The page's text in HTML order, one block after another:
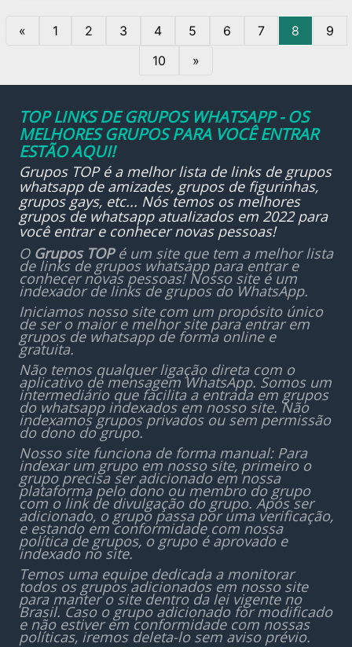
« 1 2 3 4 5 6 7 8
9
10
»
TOP LINKS DE GRUPOS WHATSAPP - OS
MELHORES GRUPOS PARA VOCÊ ENTRAR
ESTÃO AQUI!
Grupos TOP é a melhor lista de links de grupos
whatsapp de amizades, grupos de figurinhas,
grupos gays, etc... Nós temos os melhores
grupos de whatsapp atualizados em 2022 para
você entrar e conhecer novas pessoas!
O Grupos TOPé um site que tem a melhor lista
de links de grupos whatsapp para entrar e
conhecer novas pessoas! Nosso site é um
indexador de links de grupos do WhatsApp.
Iniciamos nosso site com um propósito único
de ser o maior e melhor site para entrar em
grupos de whatsapp de forma online e
gratuita.
Não temos qualquer ligação direta com o
aplicativo de mensagem WhatsApp. Somos um
intermediário que facilita a entrada em grupos
do whatsapp indexados em nosso site. Não
indexamos grupos privados ou sem permissão
do dono do grupo.
Nosso site funciona de forma manual: Para
indexar um grupo em nosso site, primeiro o
grupo precisa ser adicionado em nossa
plataforma pelo dono ou membro do grupo
com o link de divulgação do grupo. Após ser
adicionado, o grupo passa por uma verificação,
e estando em conformidade com nossa
política de grupos, o grupo é aprovado e
indexado no site.
Temos uma equipe dedicada a monitorar
todos os grupos adicionados em nosso site
para manter o site dentro da lei vigente no
Brasil. Caso o grupo adicionado for modificado
e não estiver em conformidade com nossas
políticas, iremos deleta-lo sem aviso prévio.